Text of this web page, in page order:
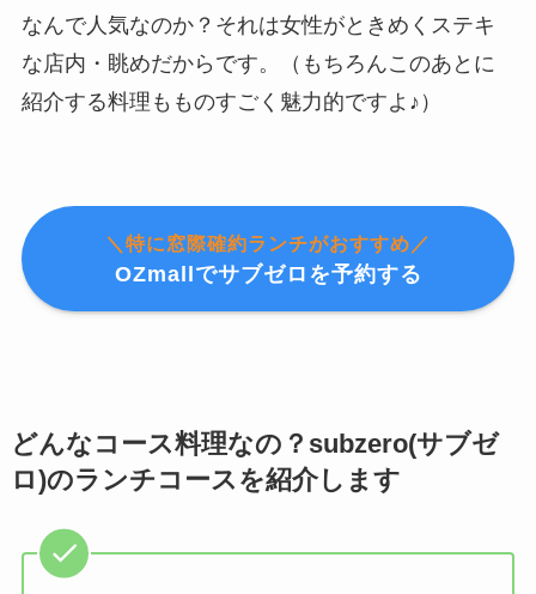
なんで人気なのか？それは女性がときめくステキ
な店内・眺めだからです。（もちろんこのあとに
紹介する料理もものすごく魅力的ですよ♪）
＼特に窓際確約ランチがおすすめ／
OZmallでサブゼロを予約する
どんなコース料理なの？subzero(サブゼ
ロ)のランチコースを紹介します